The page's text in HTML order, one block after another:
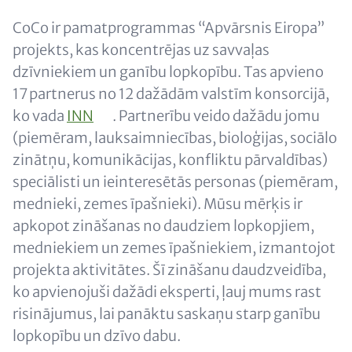
Content
CoCo ir pamatprogrammas “Apvārsnis Eiropa”
projekts, kas koncentrējas uz savvaļas
dzīvniekiem un ganību lopkopību. Tas apvieno
17 partnerus no 12 dažādām valstīm konsorcijā,
ko vada INN
. Partnerību veido dažādu jomu
(piemēram, lauksaimniecības, bioloģijas, sociālo
zinātņu, komunikācijas, konfliktu pārvaldības)
speciālisti un ieinteresētās personas (piemēram,
mednieki, zemes īpašnieki). Mūsu mērķis ir
apkopot zināšanas no daudziem lopkopjiem,
medniekiem un zemes īpašniekiem, izmantojot
projekta aktivitātes. Šī zināšanu daudzveidība,
ko apvienojuši dažādi eksperti, ļauj mums rast
risinājumus, lai panāktu saskaņu starp ganību
lopkopību un dzīvo dabu.